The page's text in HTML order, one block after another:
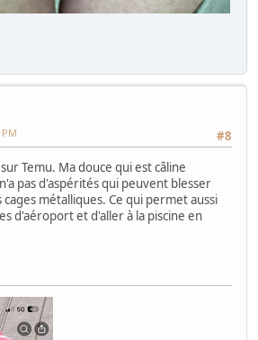
#8
Temu. Ma douce qui est câline
pas d'aspérités qui peuvent blesser
métalliques. Ce qui permet aussi
d'aéroport et d'aller à la piscine en